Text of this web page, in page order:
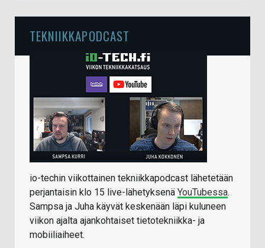
TEKNIIKKAPODCAST
io-techin viikottainen tekniikkapodcast lähetetään
perjantaisin klo 15 live-lähetyksenä YouTubessa.
Sampsa ja Juha käyvät keskenään läpi kuluneen
viikon ajalta ajankohtaiset tietotekniikka- ja
mobiiliaiheet.